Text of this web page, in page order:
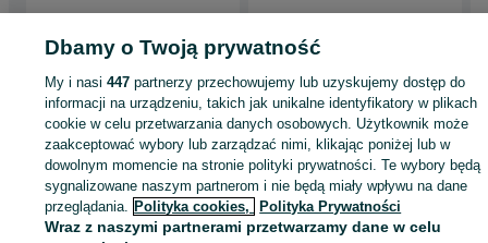
Narożniki - Poznań
Narożniki - Stare Miasto
KATEGORIA
ID:1011718193 Wyświetlenia:
Dbamy o Twoją prywatność
My i nasi447 partnerzy przechowujemy lub uzyskujemy dostęp do
informacji na urządzeniu, takich jak unikalne identyfikatory w plikach
cookie w celu przetwarzania danych osobowych. Użytkownik może
zaakceptować wybory lub zarządzać nimi, klikając poniżej lub w
dowolnym momencie na stronie polityki prywatności. Te wybory będą
sygnalizowane naszym partnerom i nie będą miały wpływu na dane
przeglądania. Polityka cookies, Polityka Prywatności
Wraz z naszymi partnerami przetwarzamy dane w celu